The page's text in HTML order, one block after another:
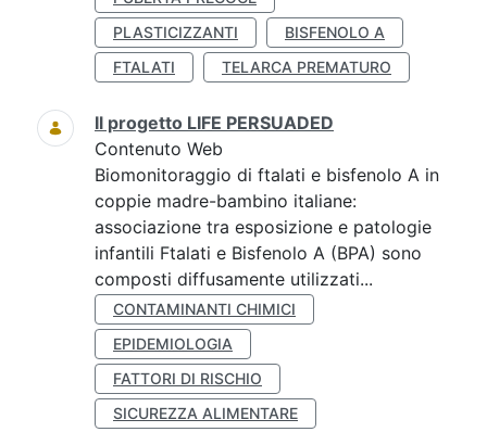
PLASTICIZZANTI
BISFENOLO A
FTALATI
TELARCA PREMATURO
Il progetto LIFE PERSUADED
Contenuto Web
Biomonitoraggio di ftalati e bisfenolo A in
coppie madre-bambino italiane:
associazione tra esposizione e patologie
infantili Ftalati e Bisfenolo A (BPA) sono
composti diffusamente utilizzati...
CONTAMINANTI CHIMICI
EPIDEMIOLOGIA
FATTORI DI RISCHIO
SICUREZZA ALIMENTARE